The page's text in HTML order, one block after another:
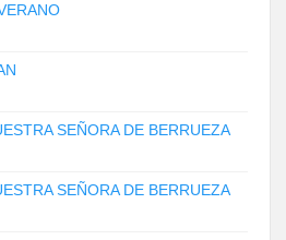
SEÑORA DE BERRUEZA
SEÑORA DE BERRUEZA